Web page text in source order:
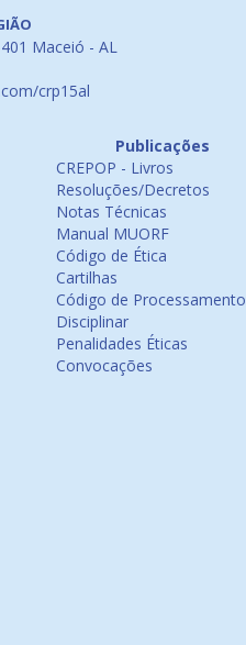
Maceió - AL
crp15al
Publicações
CREPOP - Livros
Resoluções/Decretos
Notas Técnicas
Manual MUORF
Código de Ética
Cartilhas
Código de Processamento
Disciplinar
Penalidades Éticas
Convocações